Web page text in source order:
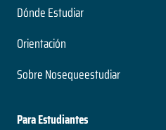
Dónde Estudiar
Orientación
Sobre Nosequeestudiar
Para Estudiantes